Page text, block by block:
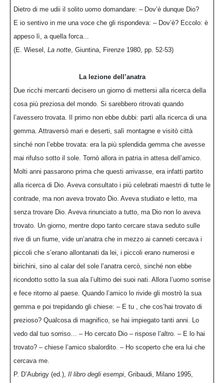
Dietro di me udii il solito uomo domandare: – Dov’è dunque Dio?
E io sentivo in me una voce che gli rispondeva: – Dov’è? Eccolo: è
appeso lì, a quella forca...
(E. Wiesel, La notte, Giuntina, Firenze 1980, pp. 52-53)
La lezione dell’anatra
Due ricchi mercanti decisero un giorno di mettersi alla ricerca della
cosa più preziosa del mondo. Si sarebbero ritrovati quando
l’avessero trovata. Il primo non ebbe dubbi: partì alla ricerca di una
gemma. Attraversò mari e deserti, salì montagne e visitò città
sinché non l’ebbe trovata: era la più splendida gemma che avesse
mai rifulso sotto il sole. Tornò allora in patria in attesa dell’amico.
Molti anni passarono prima che questi arrivasse, era infatti partito
alla ricerca di Dio. Aveva consultato i più celebrati maestri di tutte le
contrade, ma non aveva trovato Dio. Aveva studiato e letto, ma
senza trovare Dio. Aveva rinunciato a tutto, ma Dio non lo aveva
trovato. Un giorno, mentre dopo tanto cercare stava seduto sulle
rive di un fiume, vide un’anatra che in mezzo ai canneti cercava i
piccoli che s’erano allontanati da lei, i piccoli erano numerosi e
birichini, sino al calar del sole l’anatra cercò, sinché non ebbe
ricondotto sotto la sua ala l’ultimo dei suoi nati. Allora l’uomo sorrise
e fece ritorno al paese. Quando l’amico lo rivide gli mostrò la sua
gemma e poi trepidando gli chiese: – E tu , che cos’hai trovato di
prezioso? Qualcosa di magnifico, se hai impiegato tanti anni. Lo
vedo dal tuo sorriso… – Ho cercato Dio – rispose l’altro. – E lo hai
trovato? – chiese l’amico sbalordito. – Ho scoperto che era lui che
cercava me.
P. D’Aubrigy (ed.), Il libro degli esempi, Gribaudi, Milano 1995,